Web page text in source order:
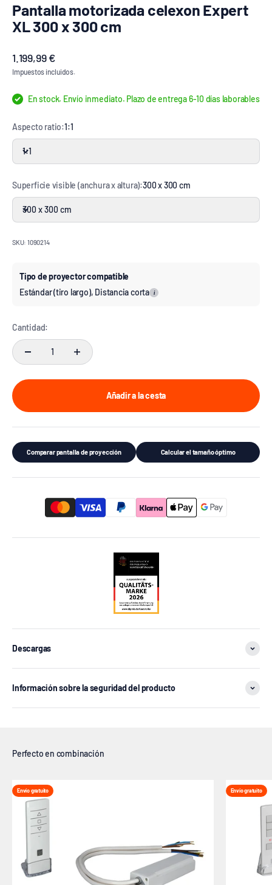
Pantalla motorizada celexon Expert
XL 300 x 300 cm
Precio de oferta
1.199,99 €
Impuestos incluidos.
En stock. Envío inmediato. Plazo de entrega 6-10 días laborables
Aspecto ratio:1:1
1:1
Superficie visible (anchura x altura):300 x 300 cm
300 x 300 cm
SKU: 1090214
Tipo de proyector compatible
Estándar (tiro largo), Distancia corta
i
Cantidad:
Añadir a la cesta
Comparar pantalla de proyección Calcular el tamaño óptimo
Descargas
Información sobre la seguridad del producto
Envío gratuito Envío gratuito